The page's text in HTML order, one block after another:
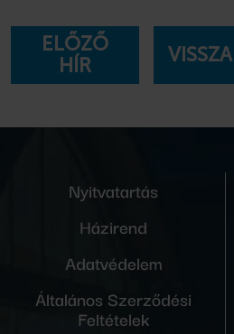
ELŐZŐ
HÍR
VISSZA
Nyitvatartás
Házirend
Adatvédelem
Általános Szerződési
Feltételek